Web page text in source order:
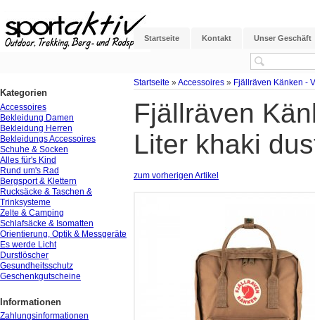
Startseite Kontakt Unser Geschäft
Startseite » Accessoires » Fjällräven Känken -
Fjällräven
Liter khaki
zum vorherigen Artikel
Kategorien
Accessoires
Bekleidung Damen
Bekleidung Herren
Bekleidungs Accessoires
Schuhe & Socken
Alles für's Kind
Rund um's Rad
Bergsport & Klettern
Rucksäcke & Taschen &
Trinksysteme
Zelte & Camping
Schlafsäcke & Isomatten
Orientierung, Optik & Messgeräte
Es werde Licht
Durstlöscher
Gesundheitsschutz
Geschenkgutscheine
Informationen
Zahlungsinformationen